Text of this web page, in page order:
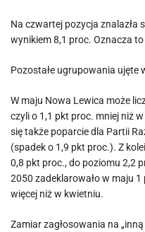
Na czwartej pozycja znalazła
wynikiem 8,1 proc. Oznacza
Pozostałe ugrupowania ujęte
W maju Nowa Lewica może
czyli o 1,1 pkt proc. mniej niż
się także poparcie dla Partii
(spadek o 1,9 pkt proc.). Z
0,8 pkt proc., do poziomu 2,2
2050 zadeklarowało w maju
więcej niż w kwietniu.
Zamiar zagłosowania na